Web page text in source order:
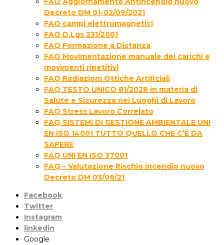
Decreto DM 01-02/09/2021
FAQ campi elettromagnetici
FAQ D.Lgs 231/2001
FAQ Formazione a Distanza
FAQ Movimentazione manuale dei carichi e
movimenti ripetitivi
FAQ Radiazioni Ottiche Artificiali
FAQ TESTO UNICO 81/2028 in materia di
Salute e Sicurezza nei Luoghi di Lavoro
FAQ Stress Lavoro Correlato
FAQ SISTEMI DI GESTIONE AMBIENTALE UNI
EN ISO 14001 TUTTO QUELLO CHE C’È DA
SAPERE
FAQ UNI EN ISO 37001
FAQ – Valutazione Rischio incendio nuovo
Decreto DM 03/06/21
Facebook
Twitter
Instagram
linkedin
Google